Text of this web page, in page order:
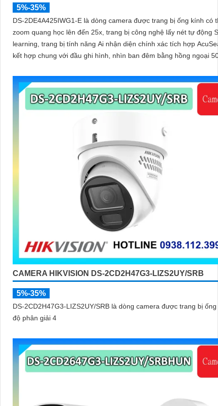
5%-35%
DS-2DE4A425IWG1-E là dòng camera được trang bị ống kính có
zoom quang học lên đến 25x, trang bị công nghệ lấy nét tự động
learning, trang bị tính năng Ai nhận diện chính xác tích hợp
kết hợp chung với đầu ghi hình, nhìn ban đêm bằng hồng ngoại
CAMERA HIKVISION DS-2CD2H47G3-LIZS2UY/SRB
5%-35%
DS-2CD2H47G3-LIZS2UY/SRB là dòng camera được trang bị
độ phân giải 4